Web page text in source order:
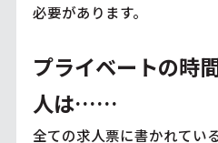
必要があります。
プライベートの時
人は……
全ての求人票に書かれてい